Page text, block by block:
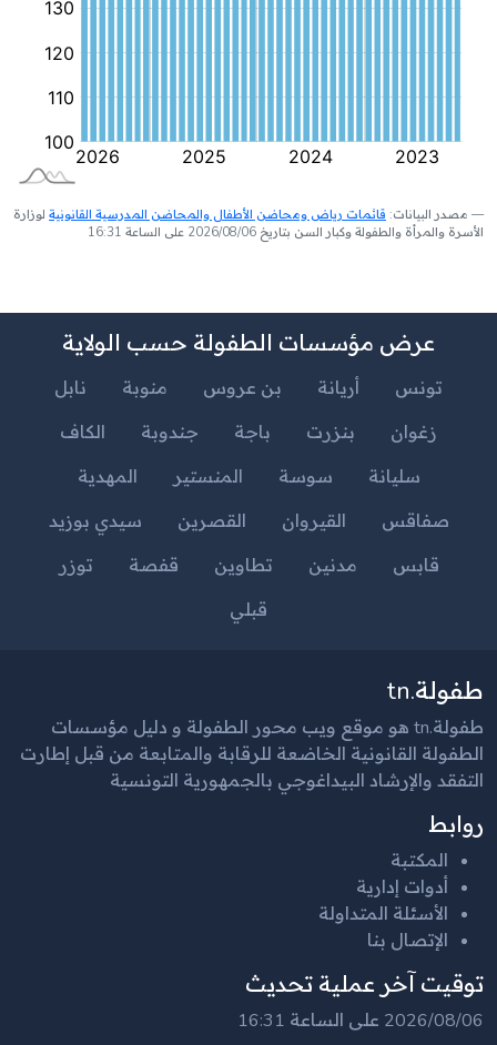
مصدر البيانات: قائمات رياض ومحاضن الأطفال والمحاضن المدرسية القانونية لوزارة
الأسرة والمرأة والطفولة وكبار السن بتاريخ 2026/08/06 على الساعة 16:31
عرض مؤسسات الطفولة حسب الولاية
تونس أريانة بن عروس منوبة
نابل
زغوان
بنزرت باجة جندوبة
الكاف
سليانة
سوسة المنستير
المهدية
صفاقس
القيروان القصرين
سيدي بوزيد
قابس
مدنين تطاوين قفصة
توزر
قبلي
طفولة.tn
طفولة.tn هو موقع ويب محور الطفولة و دليل مؤسسات
الطفولة القانونية الخاضعة للرقابة والمتابعة من قبل إطارت
التفقد والإرشاد البيداغوجي بالجمهورية التونسية
روابط
المكتبة
أدوات إدارية
الأسئلة المتداولة
الإتصال بنا
توقيت آخر عملية تحديث
2026/08/06 على الساعة 16:31